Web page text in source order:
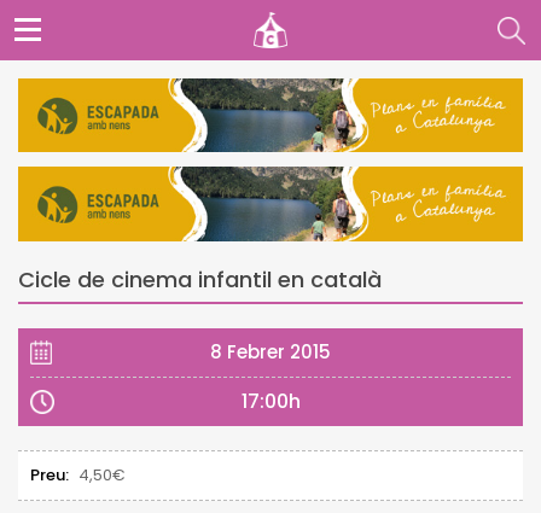
Cicle de cinema infantil en català
8 Febrer 2015
17:00h
Preu: 4,50€